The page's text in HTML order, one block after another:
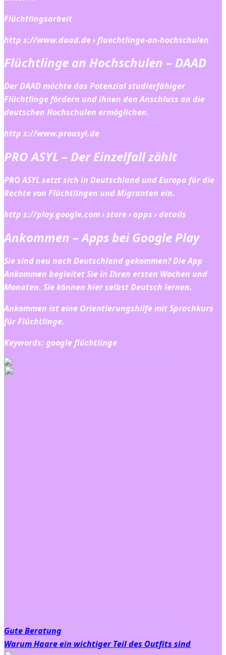
Flüchtlingsarbeit
http s://www.daad.de › fluechtlinge-an-hochschulen
Flüchtlinge an Hochschulen – DAAD
Der DAAD möchte das Potenzial studierfähiger
Flüchtlinge fördern und ihnen den Anschluss an die
deutschen Hochschulen ermöglichen.
http s://www.proasyl.de
PRO ASYL – Der Einzelfall zählt
PRO ASYL setzt sich in Deutschland und Europa für die
Rechte von Flüchtlingen und Migranten ein.
http s://play.google.com › store › apps › details
Ankommen – Apps bei Google Play
Sie sind neu nach Deutschland gekommen? Die App
Ankommen begleitet Sie in Ihren ersten Wochen und
Monaten. Sie können hier selbst Deutsch lernen.
Ankommen ist eine Orientierungshilfe mit Sprachkurs
für Flüchtlinge.
Keywords: google flüchtlinge
Gute Beratung
Warum Haare ein wichtiger Teil des Outfits sind